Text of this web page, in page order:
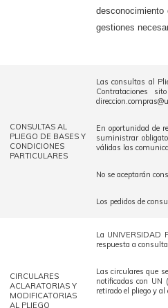
desconocimiento
gestiones
CONSULTAS AL
PLIEGO DE BASES Y
CONDICIONES
PARTICULARES
Las consultas al
Contrataciones
En oportunidad de
suministrar
válidas las
No se aceptarán
Los pedidos de
CIRCULARES
ACLARATORIAS Y
MODIFICATORIAS
AL PLIEGO
La UNIVERSIDAD
respuesta a
Las circulares que
notificadas con
retirado el pliego y